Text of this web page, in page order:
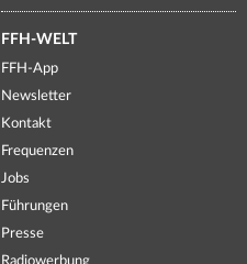
FFH-WELT
FFH-App
Newsletter
Kontakt
Frequenzen
Jobs
Führungen
Presse
Radiowerbung